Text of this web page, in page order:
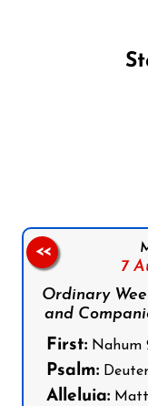
7
Ordinary
and
First: Nahum
Psalm:
Alleluia:
<<